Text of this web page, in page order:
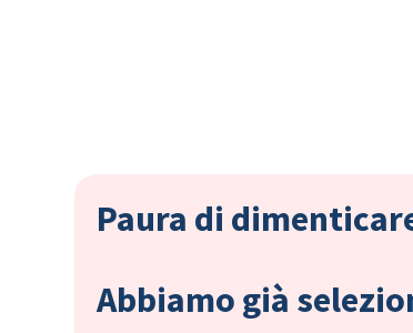
Paura di
Abbiamo già